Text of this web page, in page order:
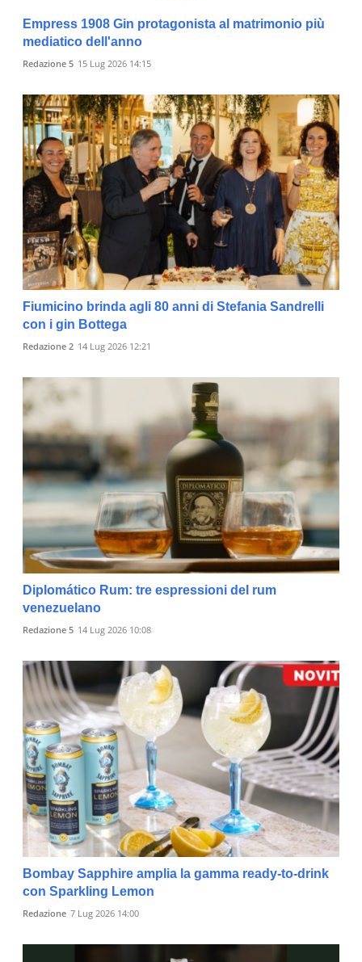
Empress 1908 Gin protagonista al matrimonio più
mediatico dell'anno
Redazione 5 15 Lug 2026 14:15
Fiumicino brinda agli 80 anni di Stefania Sandrelli
con i gin Bottega
Redazione 2 14 Lug 2026 12:21
Diplomático Rum: tre espressioni del rum
venezuelano
Redazione 5 14 Lug 2026 10:08
Bombay Sapphire amplia la gamma ready-to-drink
con Sparkling Lemon
Redazione 7 Lug 2026 14:00